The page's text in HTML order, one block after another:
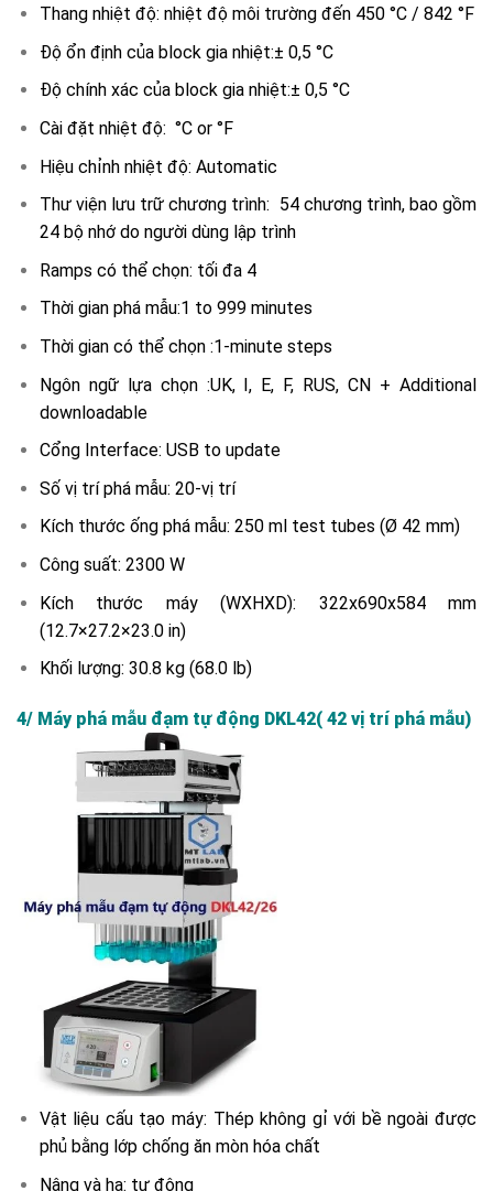
Thang nhiệt độ: nhiệt độ môi trường đến 450 °C / 842 °F
Độ ổn định của block gia nhiệt:± 0,5 °C
Độ chính xác của block gia nhiệt:± 0,5 °C
Cài đặt nhiệt độ: °C or °F
Hiệu chỉnh nhiệt độ: Automatic
Thư viện lưu trữ chương trình: 54 chương trình, bao gồm
24 bộ nhớ do người dùng lập trình
Ramps có thể chọn: tối đa 4
Thời gian phá mẫu:1 to 999 minutes
Thời gian có thể chọn :1-minute steps
Ngôn ngữ lựa chọn :UK, I, E, F, RUS, CN + Additional
downloadable
Cổng Interface: USB to update
Số vị trí phá mẫu: 20-vị trí
Kích thước ống phá mẫu: 250 ml test tubes (Ø 42 mm)
Công suất: 2300 W
Kích thước máy (WXHXD): 322x690x584 mm
(12.7×27.2×23.0 in)
Khối lượng: 30.8 kg (68.0 lb)
4/ Máy phá mẫu đạm tự động DKL42( 42 vị trí phá mẫu)
Vật liệu cấu tạo máy: Thép không gỉ với bề ngoài được
phủ bằng lớp chống ăn mòn hóa chất
Nâng và hạ: tự động